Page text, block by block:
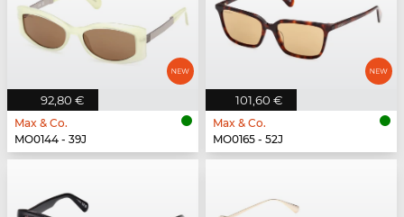
92,80 €
Max & Co.
MO0144 - 39J
101,60 €
Max & Co.
MO0165 - 52J